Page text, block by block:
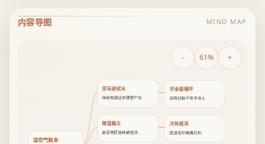
内容导图 MIND MAP
- 61% +
湿空气账本
亚马逊试水
休斯敦测试并预留产能
非全面铺开
采购目标不等于收入
除湿独立
高湿地区能耗被低估
冷热抵消
控湿常伴随再加热